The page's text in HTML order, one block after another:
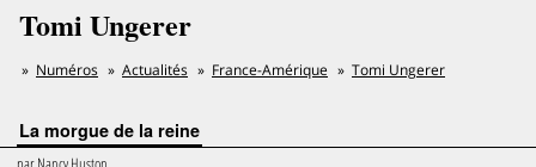
Tomi Ungerer
Numéros Actualités France-Amérique Tomi Ungerer
La morgue de la reine